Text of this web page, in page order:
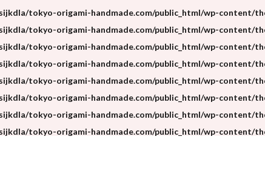
tokyo-origami-handmade.com/public_html/wp-content/
tokyo-origami-handmade.com/public_html/wp-content/
tokyo-origami-handmade.com/public_html/wp-content/
tokyo-origami-handmade.com/public_html/wp-content/
tokyo-origami-handmade.com/public_html/wp-content/
tokyo-origami-handmade.com/public_html/wp-content/
tokyo-origami-handmade.com/public_html/wp-content/
tokyo-origami-handmade.com/public_html/wp-content/